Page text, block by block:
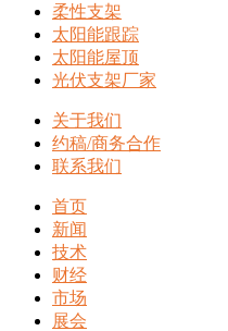
柔性支架
太阳能跟踪
太阳能屋顶
光伏支架厂家
关于我们
约稿/商务合作
联系我们
首页
新闻
技术
财经
市场
展会